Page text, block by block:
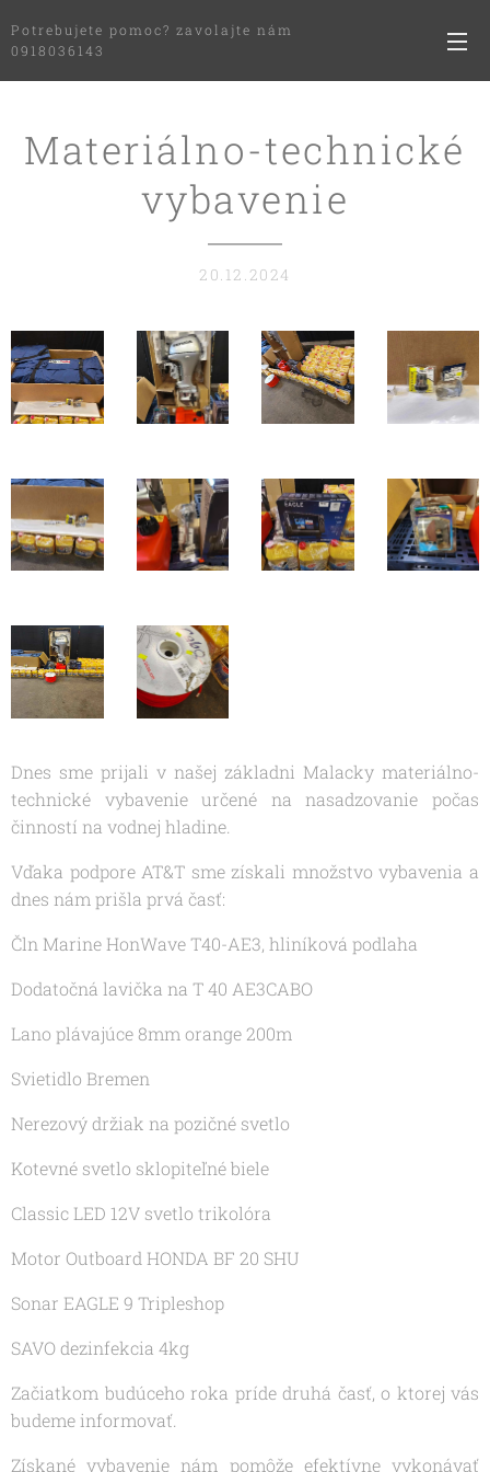
Potrebujete pomoc? zavolajte nám
0918036143
Materiálno-technické
vybavenie
20.12.2024
Dnes sme prijali v našej základni Malacky materiálno-
technické vybavenie určené na nasadzovanie počas
činností na vodnej hladine.
Vďaka podpore AT&T sme získali množstvo vybavenia a
dnes nám prišla prvá časť:
Čln Marine HonWave T40-AE3, hliníková podlaha
Dodatočná lavička na T 40 AE3CABO
Lano plávajúce 8mm orange 200m
Svietidlo Bremen
Nerezový držiak na pozičné svetlo
Kotevné svetlo sklopiteľné biele
Classic LED 12V svetlo trikolóra
Motor Outboard HONDA BF 20 SHU
Sonar EAGLE 9 Tripleshop
SAVO dezinfekcia 4kg
Začiatkom budúceho roka príde druhá časť, o ktorej vás
budeme informovať.
Získané vybavenie nám pomôže efektívne vykonávať